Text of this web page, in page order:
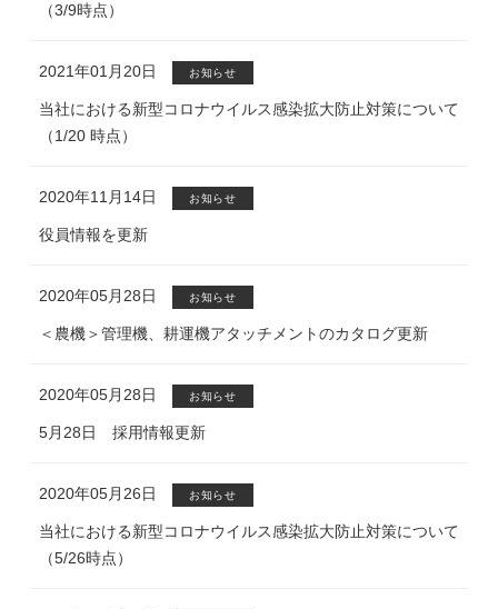
（3/9時点）
2021年01月20日 お知らせ
当社における新型コロナウイルス感染拡大防止対策について
（1/20 時点）
2020年11月14日 お知らせ
役員情報を更新
2020年05月28日 お知らせ
＜農機＞管理機、耕運機アタッチメントのカタログ更新
2020年05月28日 お知らせ
5月28日 採用情報更新
2020年05月26日 お知らせ
当社における新型コロナウイルス感染拡大防止対策について
（5/26時点）